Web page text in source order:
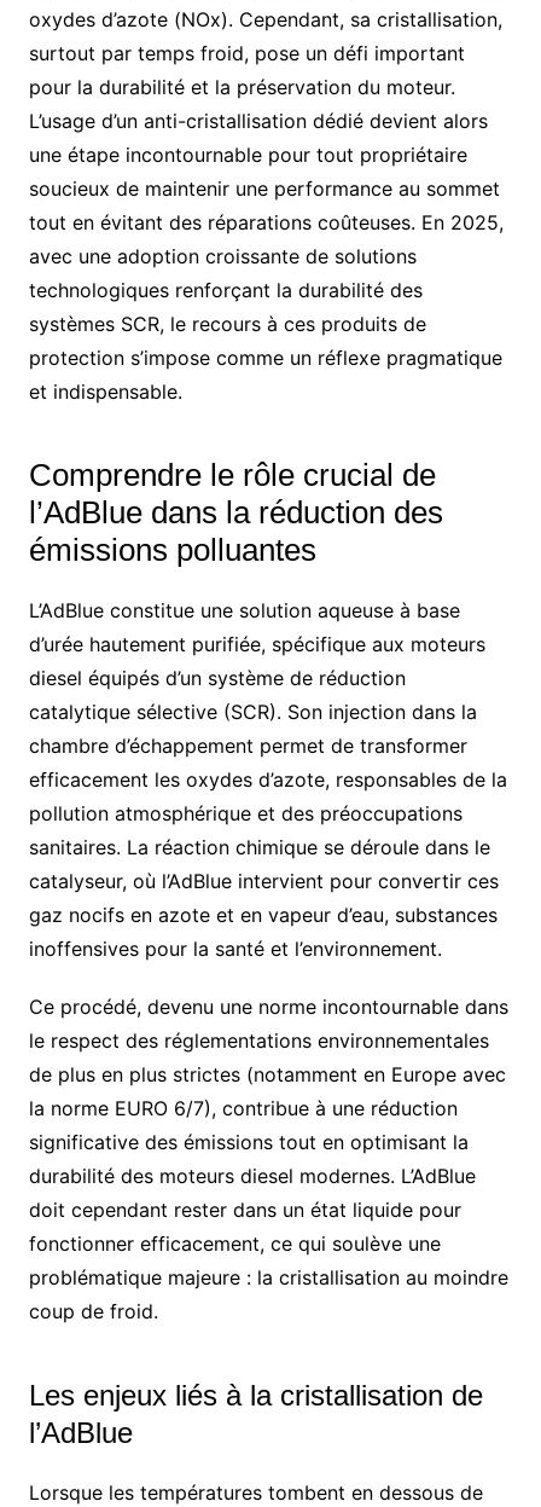
oxydes d’azote (NOx). Cependant, sa cristallisation,
surtout par temps froid, pose un défi important
pour la durabilité et la préservation du moteur.
L’usage d’un anti-cristallisation dédié devient alors
une étape incontournable pour tout propriétaire
soucieux de maintenir une performance au sommet
tout en évitant des réparations coûteuses. En 2025,
avec une adoption croissante de solutions
technologiques renforçant la durabilité des
systèmes SCR, le recours à ces produits de
protection s’impose comme un réflexe pragmatique
et indispensable.
Comprendre le rôle crucial de
l’AdBlue dans la réduction des
émissions polluantes
L’AdBlue constitue une solution aqueuse à base
d’urée hautement purifiée, spécifique aux moteurs
diesel équipés d’un système de réduction
catalytique sélective (SCR). Son injection dans la
chambre d’échappement permet de transformer
efficacement les oxydes d’azote, responsables de la
pollution atmosphérique et des préoccupations
sanitaires. La réaction chimique se déroule dans le
catalyseur, où l’AdBlue intervient pour convertir ces
gaz nocifs en azote et en vapeur d’eau, substances
inoffensives pour la santé et l’environnement.
Ce procédé, devenu une norme incontournable dans
le respect des réglementations environnementales
de plus en plus strictes (notamment en Europe avec
la norme EURO 6/7), contribue à une réduction
significative des émissions tout en optimisant la
durabilité des moteurs diesel modernes. L’AdBlue
doit cependant rester dans un état liquide pour
fonctionner efficacement, ce qui soulève une
problématique majeure : la cristallisation au moindre
coup de froid.
Les enjeux liés à la cristallisation de
l’AdBlue
Lorsque les températures tombent en dessous de